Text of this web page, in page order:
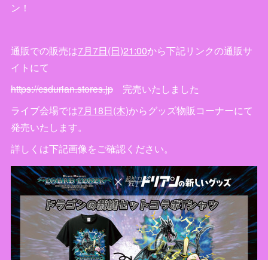
ン！
通販での販売は7月7日(日)21:00から下記リンクの通販サ
イトにて
https://csdurian.stores.jp完売いたしました
ライブ会場では7月18日(木)からグッズ物販コーナーにて
発売いたします。
詳しくは下記画像をご確認ください。